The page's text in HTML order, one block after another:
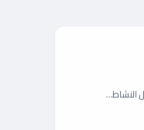
النشاط…